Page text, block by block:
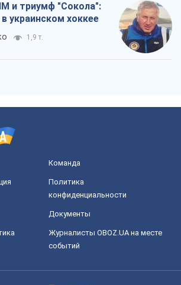
и триумф "Сокола":
украинском хоккее
1,9 т.
Команда
Политика
конфиденциальности
Документы
Журналисты OBOZ.UA на месте
событий